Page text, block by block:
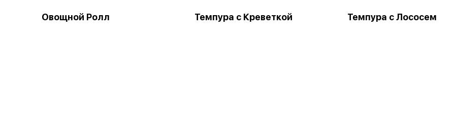
Овощной Ролл Темпура с Креветкой Темпура с Лососем